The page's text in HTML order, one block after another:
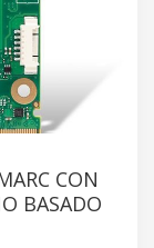
CON
BASADO